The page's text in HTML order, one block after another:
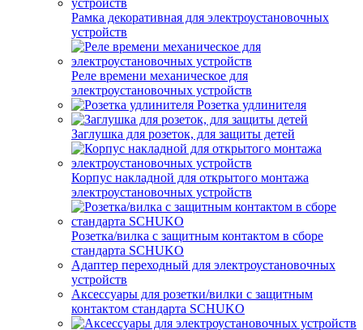
Рамка декоративная для электроустановочных
устройств
Реле времени механическое для
электроустановочных устройств
Розетка удлинителя
Заглушка для розеток, для защиты детей
Корпус накладной для открытого монтажа
электроустановочных устройств
Розетка/вилка с защитным контактом в сборе
стандарта SCHUKO
Адаптер переходный для электроустановочных
устройств
Аксессуары для розетки/вилки с защитным
контактом стандарта SCHUKO